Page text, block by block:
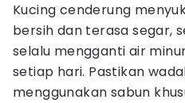
Kucing cenderung
bersih dan terasa segar,
selalu mengganti air
setiap hari. Pastikan
menggunakan sabun